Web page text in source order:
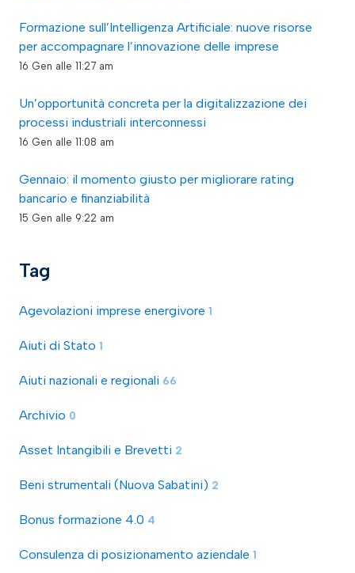
Formazione sull’Intelligenza Artificiale: nuove risorse
per accompagnare l’innovazione delle imprese
16 Gen alle 11:27 am
Un’opportunità concreta per la digitalizzazione dei
processi industriali interconnessi
16 Gen alle 11:08 am
Gennaio: il momento giusto per migliorare rating
bancario e finanziabilità
15 Gen alle 9:22 am
Tag
Agevolazioni imprese energivore 1
Aiuti di Stato 1
Aiuti nazionali e regionali 66
Archivio 0
Asset Intangibili e Brevetti 2
Beni strumentali (Nuova Sabatini) 2
Bonus formazione 4.0 4
Consulenza di posizionamento aziendale 1